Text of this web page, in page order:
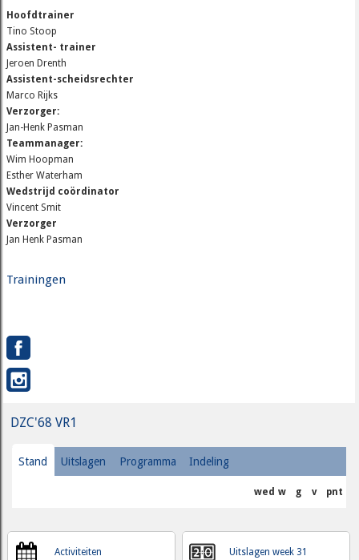
Hoofdtrainer
Tino Stoop
Assistent- trainer
Jeroen Drenth
Assistent-scheidsrechter
Marco Rijks
Verzorger:
Jan-Henk Pasman
Teammanager:
Wim Hoopman
Esther Waterham
Wedstrijd coördinator
Vincent Smit
Verzorger
Jan Henk Pasman
Trainingen
DZC'68 VR1
Stand Uitslagen Programma Indeling
wed w g v pnt
Activiteiten Uitslagen week 31